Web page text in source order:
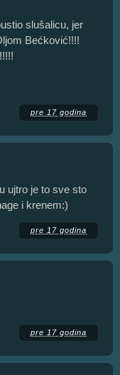
slušalicu, jer
Bećković!!!!
pre 17 godina
ujtro je to sve sto
i krenem:)
pre 17 godina
pre 17 godina